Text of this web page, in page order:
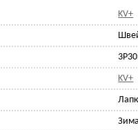
KV+
KV+
Зима